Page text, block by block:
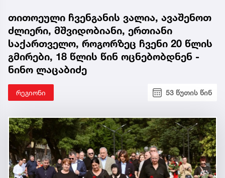
თითოეული ჩვენგანის ვალია, ავაშენოთ
ძლიერი, მშვიდობიანი, ერთიანი
საქართველო, როგორზეც ჩვენი 20 წლის
გმირები, 18 წლის წინ ოცნებობდნენ -
ნინო ლაცაბიძე
რეგიონი 53 წუთის წინ